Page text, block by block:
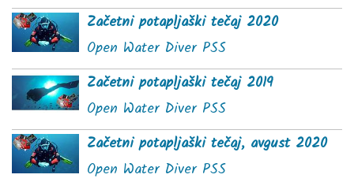
Začetni potapljaški tečaj 2020
Open Water Diver PSS
Začetni potapljaški tečaj 2019
Open Water Diver PSS
Začetni potapljaški tečaj, avgust 2020
Open Water Diver PSS